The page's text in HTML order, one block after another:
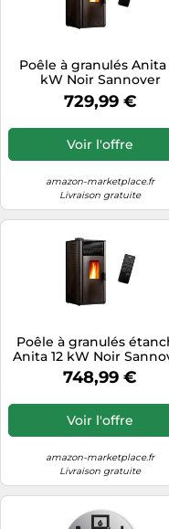
Poêle à granulés Anita
kW Noir Sannover
729,99 €
Voir l'offre
amazon-marketplace.fr
Livraison gratuite
Poêle à granulés
Anita 12 kW Noir
748,99 €
Voir l'offre
amazon-marketplace.fr
Livraison gratuite